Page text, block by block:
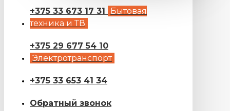
+375 33 673 17 31
Бытовая
техника и ТВ
+375 29 677 54 10
Электротранспорт
+375 33 653 41 34
Обратный звонок